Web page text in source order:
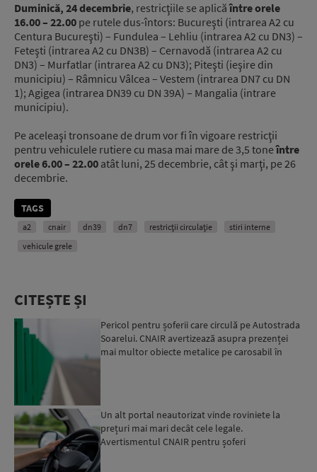
Duminică, 24 decembrie, restricţiile se aplicăîntre orele
16.00 – 22.00 pe rutele dus-întors: Bucureşti (intrarea A2 cu
Centura Bucureşti) – Fundulea – Lehliu (intrarea A2 cu DN3) –
Feteşti (intrarea A2 cu DN3B) – Cernavodă (intrarea A2 cu
DN3) – Murfatlar (intrarea A2 cu DN3); Piteşti (ieşire din
municipiu) – Râmnicu Vâlcea – Vestem (intrarea DN7 cu DN
1); Agigea (intrarea DN39 cu DN 39A) – Mangalia (intrare
municipiu).
Pe aceleaşi tronsoane de drum vor fi în vigoare restricţii
pentru vehiculele rutiere cu masa mai mare de 3,5 toneîntre
orele 6.00 – 22.00 atât luni, 25 decembrie, cât şi marţi, pe 26
decembrie.
TAGS
a2 cnair dn39 dn7 restricții circulație
stiri interne
vehicule grele
CITEȘTE ȘI
Pericol pentru șoferii care circulă pe Autostrada
Soarelui. CNAIR avertizează asupra prezenței
mai multor obiecte metalice pe carosabil în
Un alt portal neautorizat vinde roviniete la
prețuri mai mari decât cele legale.
Avertismentul CNAIR pentru șoferi